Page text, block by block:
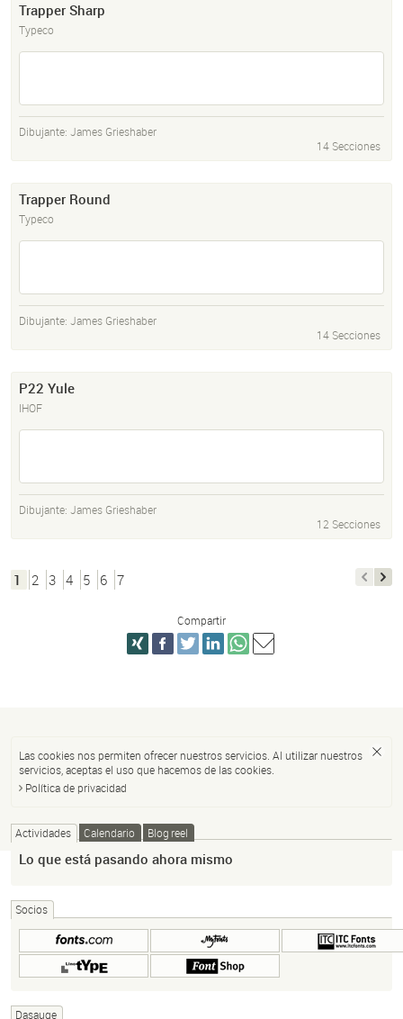
Trapper Sharp
Typeco
Dibujante: James Grieshaber
14 Secciones
Trapper Round
Typeco
Dibujante: James Grieshaber
14 Secciones
P22 Yule
IHOF
Dibujante: James Grieshaber
12 Secciones
1 2 3 4 5 6 7
Compartir
Las cookies nos permiten ofrecer nuestros servicios. Al utilizar nuestros
servicios, aceptas el uso que hacemos de las cookies.
Política de privacidad
Actividades Calendario Blog reel
Lo que está pasando ahora mismo
Socios
Dasauge